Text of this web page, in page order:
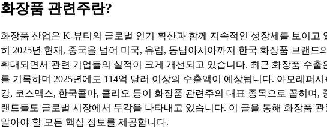
화장품 관련주란?
화장품 산업은 K-뷰티의 글로벌 인기 확산과 함께 지속적인 성장세를 보이고
히 2025년 현재, 중국을 넘어 미국, 유럽, 동남아시아까지 한국 화장품 브랜드
확대되면서 관련 기업들의 실적이 크게 개선되고 있습니다. 최근 화장품 수출
를 기록하며 2025년에도 114억 달러 이상의 수출액이 예상됩니다. 아모레퍼
강, 코스맥스, 한국콜마, 클리오 등이 화장품 관련주의 대표 종목으로 꼽히며,
랜드들도 글로벌 시장에서 두각을 나타내고 있습니다. 이 글을 통해 화장품
알아야 할 모든 핵심 정보를 제공합니다.